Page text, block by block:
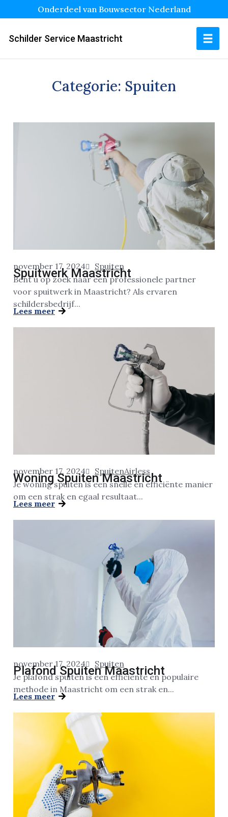
Onderdeel van Bouwsector Nederland
Schilder Service Maastricht
Categorie: Spuiten
november 17, 2024 Spuiten
Spuitwerk Maastricht
Bent u op zoek naar een professionele partner
voor spuitwerk in Maastricht? Als ervaren
schildersbedrijf...
Lees meer
november 17, 2024 SpuitenAirless
Woning Spuiten Maastricht
Je woning spuiten is een snelle en efficiënte manier
om een strak en egaal resultaat...
Lees meer
november 17, 2024 Spuiten
Plafond Spuiten Maastricht
Je plafond spuiten is een efficiënte en populaire
methode in Maastricht om een strak en...
Lees meer